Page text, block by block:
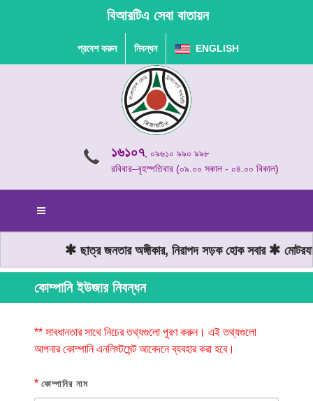
বিআরটিএ সেবা বাতায়ন
প্রবেশ করুন নিবন্ধন ENGLISH
১৬১০৭, ০৯৬১০ ৯৯০ ৯৯৮
রবিবার–বৃহস্পতিবার (০৯.০০ সকাল - ০৪.০০ বিকাল)
ছাত্র জনতার অঙ্গীকার, নিরাপদ সড়ক হোক সবার
কোম্পানি ইউজার নিবন্ধন
** সাবধানতার সাথে নিচের তথ্যগুলো পূরণ করুন। এই তথ্যগুলো
আপনার কোম্পানি এনলিস্টমেন্ট আবেদনে ব্যবহার করা হবে।
* কোম্পানির নাম